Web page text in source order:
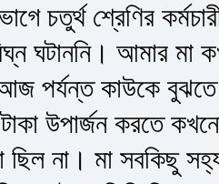
চতুর্থ শ্রেণির
ঘটাননি। আমার মা
পর্যন্ত কাউকে
টাকা উপার্জন করতে
ছিল না। মা সবকিছু